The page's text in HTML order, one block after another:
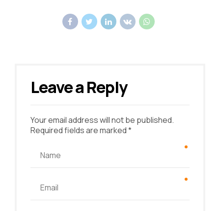
Leave a Reply
Your email address will not be published.
Required fields are marked *